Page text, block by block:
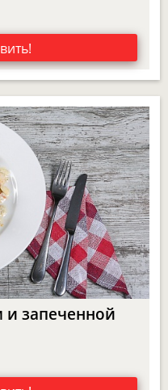
!
и запеченной